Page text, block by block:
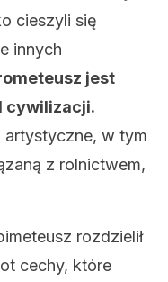
cieszyli się
innych
jest
cywilizacji.
artystyczne, w tym
z rolnictwem,
rozdzielił
cechy, które